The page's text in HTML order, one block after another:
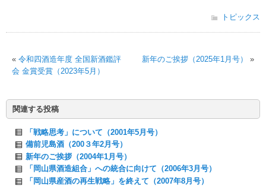
トピックス
« 令和四酒造年度 全国新酒鑑評
会 金賞受賞（2023年5月）
新年のご挨拶（2025年1月号） »
関連する投稿
「戦略思考」について（2001年5月号）
備前児島酒（200３年2月号）
新年のご挨拶（2004年1月号）
「岡山県酒造組合」への統合に向けて（2006年3月号）
「岡山県産酒の再生戦略」を終えて（2007年8月号）